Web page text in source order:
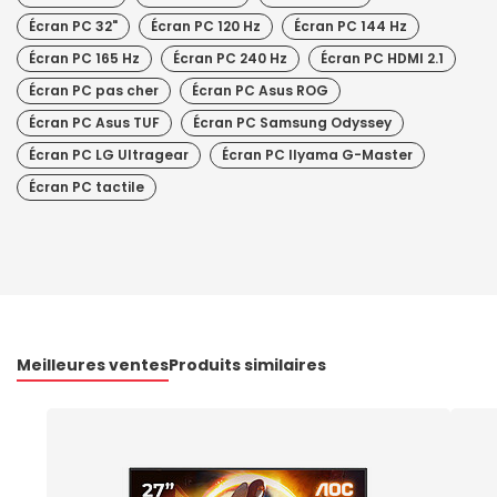
Écran PC 32"
Écran PC 120 Hz
Écran PC 144 Hz
Écran PC 165 Hz
Écran PC 240 Hz
Écran PC HDMI 2.1
Écran PC pas cher
Écran PC Asus ROG
Écran PC Asus TUF
Écran PC Samsung Odyssey
Écran PC LG Ultragear
Écran PC IIyama G-Master
Écran PC tactile
Meilleures ventesProduits similaires